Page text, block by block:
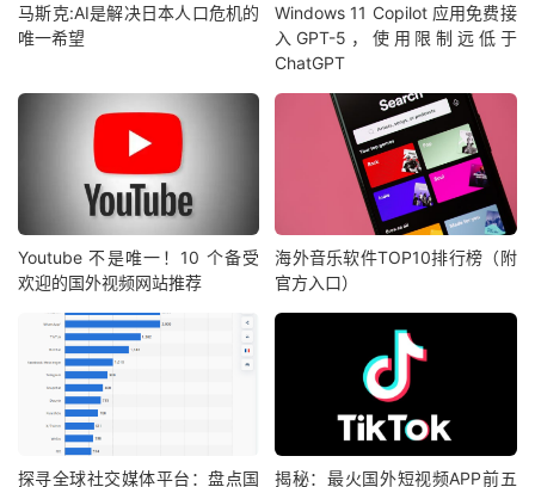
马斯克:AI是解决日本人口危机的
唯一希望
Windows 11 Copilot 应用免费接
入GPT-5，使用限制远低于
ChatGPT
Youtube 不是唯一！10 个备受
欢迎的国外视频网站推荐
海外音乐软件TOP10排行榜（附
官方入口）
探寻全球社交媒体平台：盘点国 揭秘：最火国外短视频APP前五